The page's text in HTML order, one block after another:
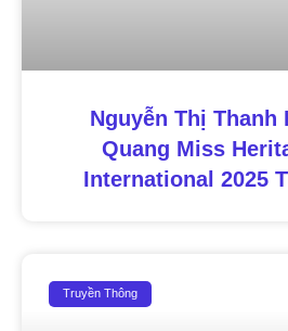
Nguyễn Thị Thanh
Quang Miss
International 2025
Truyền Thông